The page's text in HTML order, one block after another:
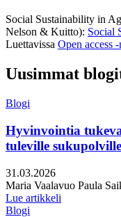
Social Sustainability in
Nelson & Kuitto): Social
Luettavissa Open access
Uusimmat
Blogi
Hyvinvointia
tuleville sukupolville
Julkaistu:
31.03.2026
Kirjoittajat:
Maria Vaalavuo Paula
Lue artikkeli
Blogi